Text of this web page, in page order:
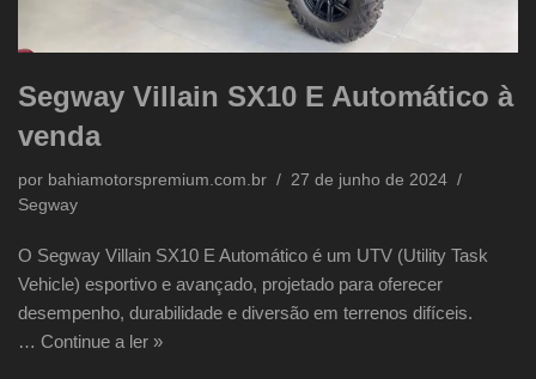
Segway Villain SX10 E Automático à
venda
por bahiamotorspremium.com.br
27 de junho de 2024
Segway
O Segway Villain SX10 E Automático é um UTV (Utility Task
Vehicle) esportivo e avançado, projetado para oferecer
desempenho, durabilidade e diversão em terrenos difíceis.
… Continue a ler »